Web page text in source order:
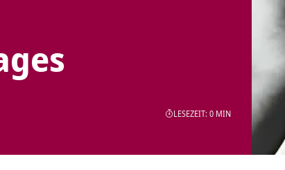
LESEZEIT: 0 MIN